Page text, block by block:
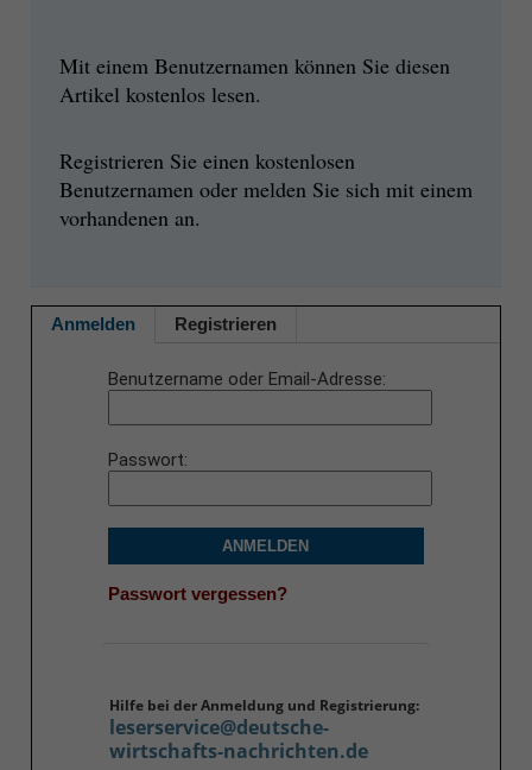
Mit einem Benutzernamen können Sie diesen
Artikel kostenlos lesen.
Registrieren Sie einen kostenlosen
Benutzernamen oder melden Sie sich mit einem
vorhandenen an.
Anmelden Registrieren
Benutzername oder Email-Adresse
Passwort
ANMELDEN
Passwort vergessen?
Hilfe bei der Anmeldung und Registrierung:
leserservice@deutsche-
wirtschafts-nachrichten.de